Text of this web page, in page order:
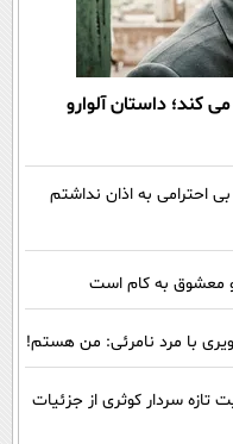
خلق می کند؛ داستان آلوارو
احترامی به اذان نداشتم
و معشوق به کام است
با مرد نامرئی: من هستم!
تازه سردار کوثری از جزئیات